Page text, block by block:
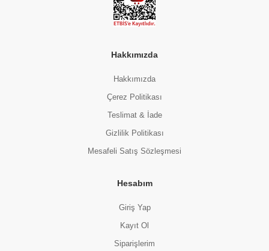
MYDAY KREM ŞANTİ SPREY 250 GR
(0 Değerlendirme)
129.00 TL
Hakkımızda
Hakkımızda
Çerez Politikası
Teslimat & İade
Gizlilik Politikası
Mesafeli Satış Sözleşmesi
Hesabım
Giriş Yap
Kayıt Ol
Siparişlerim